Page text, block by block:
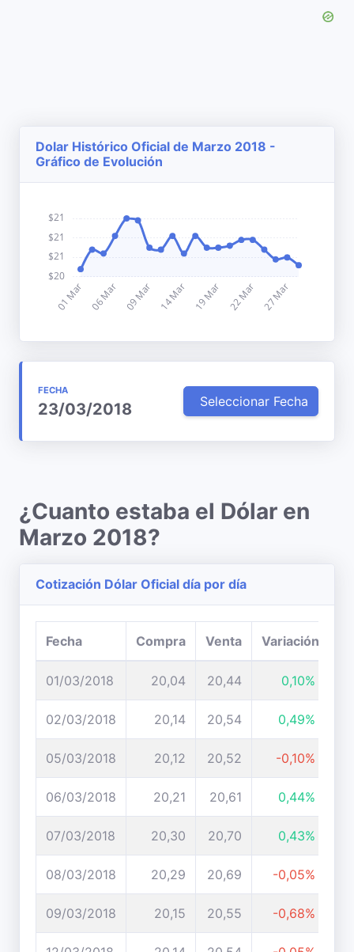
Dolar Histórico Oficial de Marzo 2018 -
Gráfico de Evolución
FECHA
23/03/2018 Seleccionar Fecha
¿Cuanto estaba el Dólar en
Marzo 2018?
Cotización Dólar Oficial día por día
Fecha Compra Venta Variación
01/03/2018 20,04 20,44 0,10%
02/03/2018 20,14 20,54 0,49%
05/03/2018 20,12 20,52 -0,10%
06/03/2018 20,21 20,61 0,44%
07/03/2018 20,30 20,70 0,43%
08/03/2018 20,29 20,69 -0,05%
09/03/2018 20,15 20,55 -0,68%